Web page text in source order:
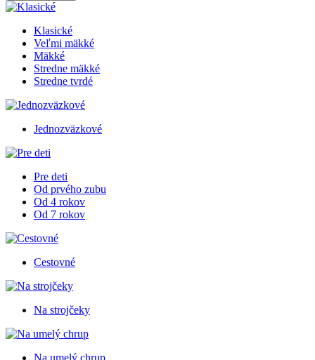
Klasické
Veľmi mäkké
Mäkké
Stredne mäkké
Stredne tvrdé
Jednozväzkové
Pre deti
Od prvého zubu
Od 4 rokov
Od 7 rokov
Cestovné
Na strojčeky
Na umelý chrup